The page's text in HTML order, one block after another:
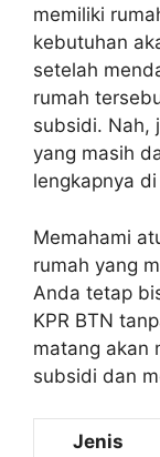
memiliki
kebutuhan
setelah
rumah
subsidi. Nah,
yang masih
lengkapnya
Memahami
rumah yang
Anda tetap
KPR BTN
matang akan
subsidi dan
Jenis